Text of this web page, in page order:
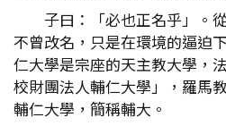
子曰：「必也正名乎」。
不曾改名，只是在環境的逼迫
仁大學是宗座的天主教大學，
校財團法人輔仁大學」，羅馬
輔仁大學，簡稱輔大。